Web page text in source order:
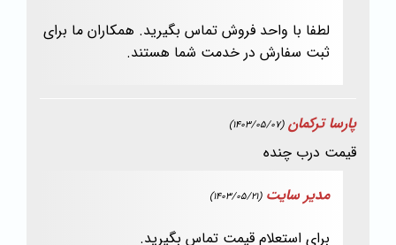
لطفا با واحد فروش تماس بگیرید. همکاران ما برای
ثبت سفارش در خدمت شما هستند.
پارسا ترکمان (1403/05/07)
قیمت درب چنده
مدیر سایت (1403/05/21)
برای استعلام قیمت تماس بگیرید.